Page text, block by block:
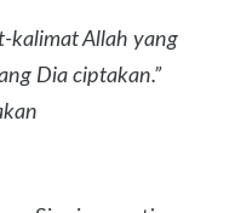
kalimat Allah yang
Dia ciptakan.”